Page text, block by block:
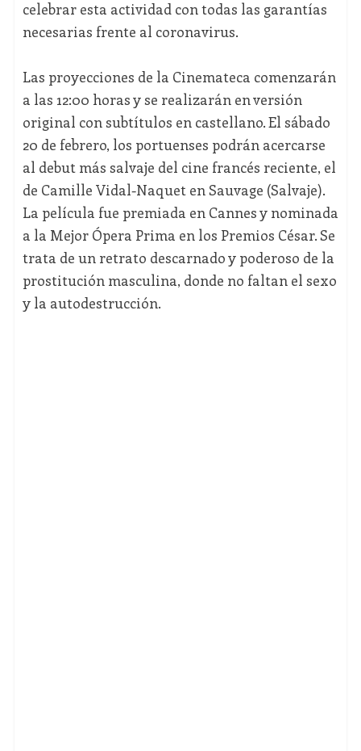
celebrar esta actividad con todas las garantías
necesarias frente al coronavirus.
Las proyecciones de la Cinemateca comenzarán
a las 12:00 horas y se realizarán en versión
original con subtítulos en castellano. El sábado
20 de febrero, los portuenses podrán acercarse
al debut más salvaje del cine francés reciente, el
de Camille Vidal-Naquet en Sauvage (Salvaje).
La película fue premiada en Cannes y nominada
a la Mejor Ópera Prima en los Premios César. Se
trata de un retrato descarnado y poderoso de la
prostitución masculina, donde no faltan el sexo
y la autodestrucción.